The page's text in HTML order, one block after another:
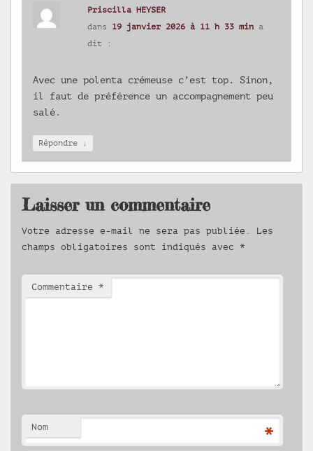
Priscilla HEYSER
dans 19 janvier 2026 à 11 h 33 min a
dit :
Avec une polenta crémeuse c’est top. Sinon,
il faut de préférence un accompagnement peu
salé.
Répondre ↓
Laisser un commentaire
Votre adresse e-mail ne sera pas publiée.
Les
champs obligatoires sont indiqués avec *
Commentaire *
Nom *